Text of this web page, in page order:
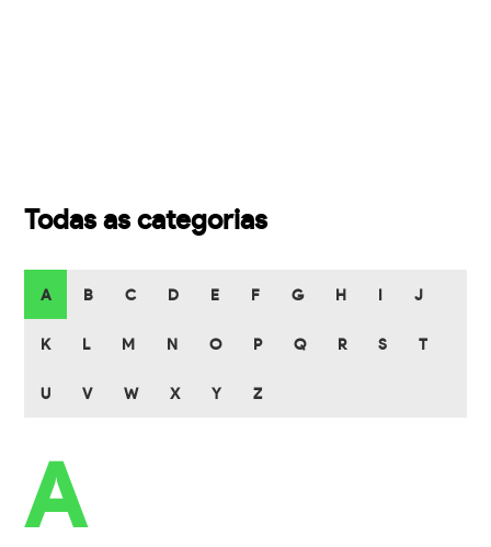
Todas as categorias
A B C D E F G H J
K L M N O P Q R S T
U V W X Y Z
A